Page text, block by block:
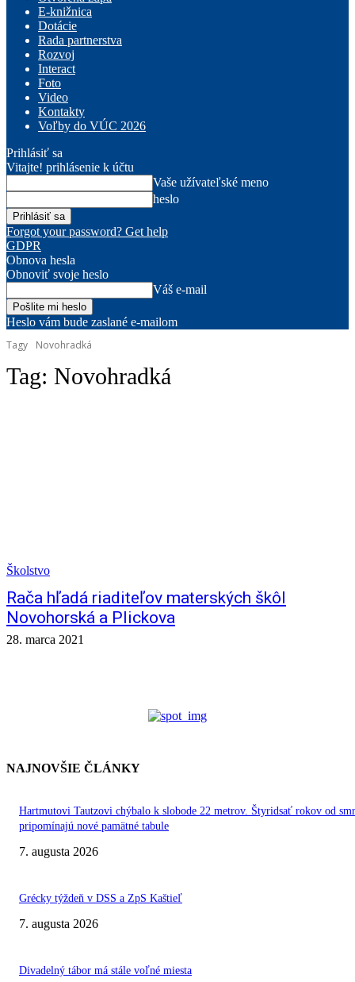
E-knižnica
Dotácie
Rada partnerstva
Rozvoj
Interact
Foto
Video
Kontakty
Voľby do VÚC 2026
Prihlásiť sa
Vitajte! prihlásenie k účtu
Vaše užívateľské meno
heslo
Forgot your password? Get help
GDPR
Obnova hesla
Obnoviť svoje heslo
Váš e-mail
Heslo vám bude zaslané e-mailom
Tagy
Novohradká
Tag: Novohradká
Školstvo
Rača hľadá riaditeľov materských škôl
Novohorská a Plickova
28. marca 2021
NAJNOVŠIE ČLÁNKY
Hartmutovi Tautzovi chýbalo k slobode 22 metrov. Štyridsať rokov od
pripomínajú nové pamätné tabule
7. augusta 2026
Grécky týždeň v DSS a ZpS Kaštieľ
7. augusta 2026
Divadelný tábor má stále voľné miesta